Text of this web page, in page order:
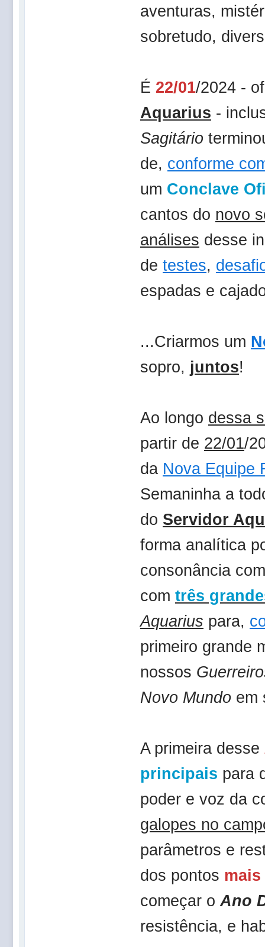
aventuras,
sobretudo,
É 22/01/2024 -
Aquarius -
Sagitário
de, conforme
um Conclave
cantos do novo
análises desse
de testes,
espadas e
...Criarmos um
sopro, juntos!
Ao longo dessa
partir de 22/01/
da Nova Equipe
Semaninha a
do Servidor
forma analítica
consonância
com três
Aquarius para,
primeiro grande
nossos
Novo Mundo em
A primeira desse
principais para
poder e voz da
galopes no
parâmetros e
dos pontos
começar o Ano
resistência, e